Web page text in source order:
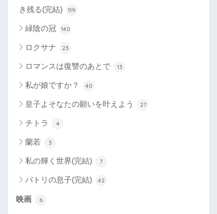
き残る(完結)
119
緑陰の冠 140
ロクサナ 23
ロマンスは復讐のあとで 13
私が娘ですか？ 40
皇子よそなたの願いを叶えよう 27
チトラ 4
蘭若 3
私の輝く世界(完結) 7
バトリの息子(完結) 42
映画 6